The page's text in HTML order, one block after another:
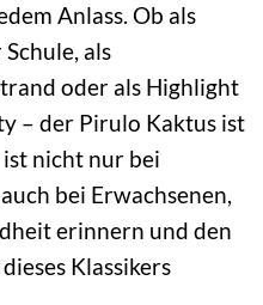
Anlass. Ob als
als
oder als Highlight
– der Pirulo Kaktus ist
nicht nur bei
bei Erwachsenen,
erinnern und den
Klassikers